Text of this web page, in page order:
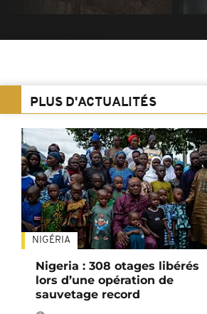
PLUS D'ACTUALITÉS
NIGÉRIA
Nigeria : 308 otages libérés
lors d’une opération de
sauvetage record